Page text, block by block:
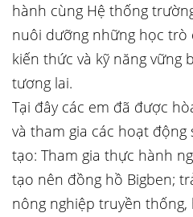
hành cùng Hệ thống
nuôi dưỡng những học trò
kiến thức và kỹ năng vững
tương lai.
Tại đây các em đã được
và tham gia các hoạt động
tạo: Tham gia thực hành
tạo nên đồng hồ Bigben;
nông nghiệp truyền